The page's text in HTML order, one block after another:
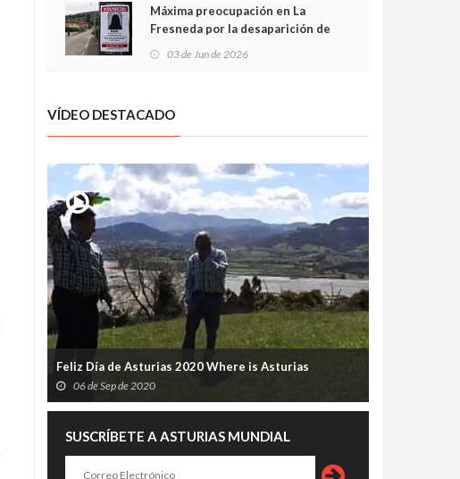
Máxima preocupación en La
Fresneda por la desaparición de
03 de Jun de 2026
VÍDEO DESTACADO
Feliz Día de Asturias 2020 Where is Asturias
06 de Sep de 2020
SUSCRÍBETE A ASTURIAS MUNDIAL